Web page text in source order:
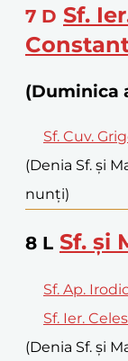
7 D Sf.
(Duminica
Sf. Cuv.
(Denia Sf. și
nunți)
8 L Sf. și
Sf. Ap.
Sf. Ier.
(Denia Sf. și